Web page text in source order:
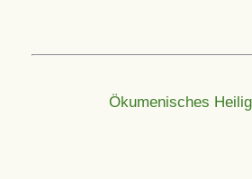
Ökumenisches